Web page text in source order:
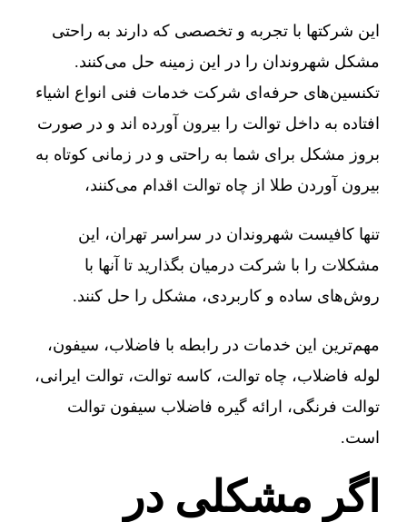
این شرکتها با تجربه و تخصصی که دارند به راحتی
مشکل شهروندان را در این زمینه حل می‌کنند.
تکنسین‌های حرفه‌ای شرکت خدمات فنی انواع اشیاء
افتاده به داخل توالت را بیرون آورده اند و در صورت
بروز مشکل برای شما به راحتی و در زمانی کوتاه به
بیرون آوردن طلا از چاه توالت اقدام می‌کنند،
تنها کافیست شهروندان در سراسر تهران، این
مشکلات را با شرکت درمیان بگذارید تا آنها با
روش‌های ساده و کاربردی، مشکل را حل کنند.
مهم‌ترین این خدمات در رابطه با فاضلاب، سیفون،
لوله فاضلاب، چاه توالت، کاسه توالت، توالت ایرانی،
توالت فرنگی، ارائه گیره فاضلاب سیفون توالت
است.
اگر مشکلی در